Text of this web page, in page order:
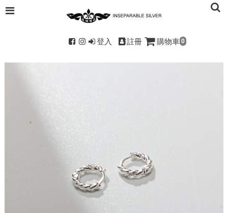
登入 註冊 購物車 0